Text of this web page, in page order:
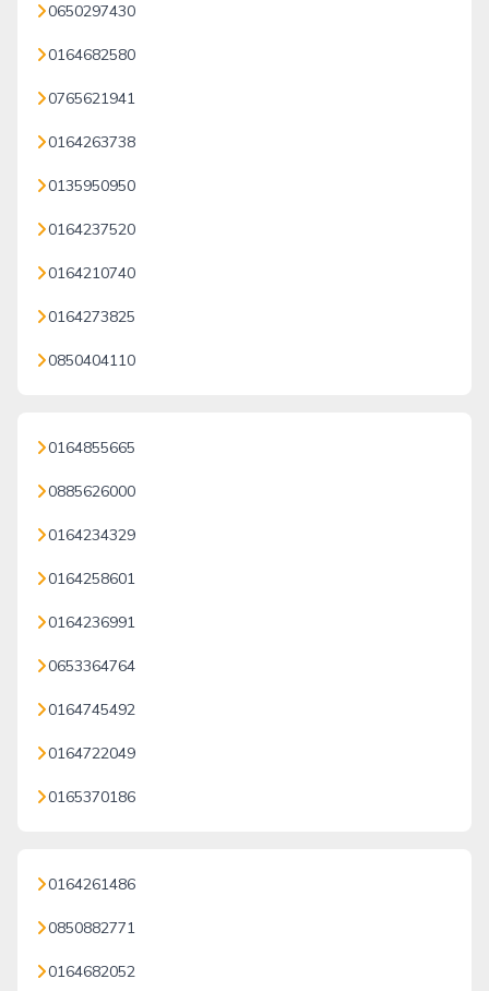
0650297430
0164682580
0765621941
0164263738
0135950950
0164237520
0164210740
0164273825
0850404110
0164855665
0885626000
0164234329
0164258601
0164236991
0653364764
0164745492
0164722049
0165370186
0164261486
0850882771
0164682052